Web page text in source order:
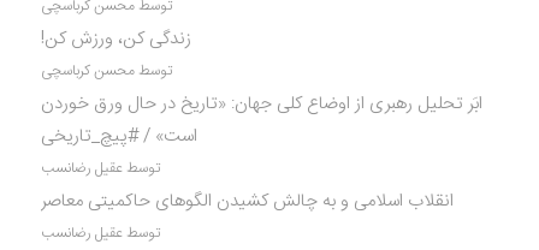
توسط محسن کرباسچی
زندگی کن، ورزش کن!
توسط محسن کرباسچی
ابَر تحلیل رهبری از اوضاع کلی جهان: «تاریخ در حال ورق خوردن
است» / #پیچ_تاریخی
توسط عقیل رضانسب
انقلاب اسلامی و به چالش کشیدن الگوهای حاکمیتی معاصر
توسط عقیل رضانسب